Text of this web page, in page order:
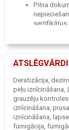
Papildu
Lai nodrošinātu
tīrības
Pilna
sertifikātus
un
ATSLĒGVĀRDI
Deratizācija,
peļu iznīcināšana,
grauzēju
iznīcināšana,
iznīcināšana,
fumigācija,